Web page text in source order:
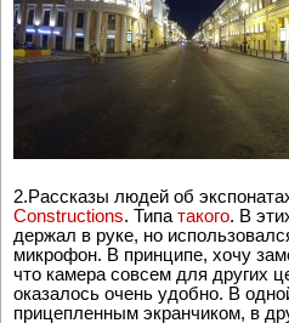
2.Рассказы людей об
Constructions. Типатакого. В
держал в руке, но
микрофон. В принципе, хочу
что камера совсем для других